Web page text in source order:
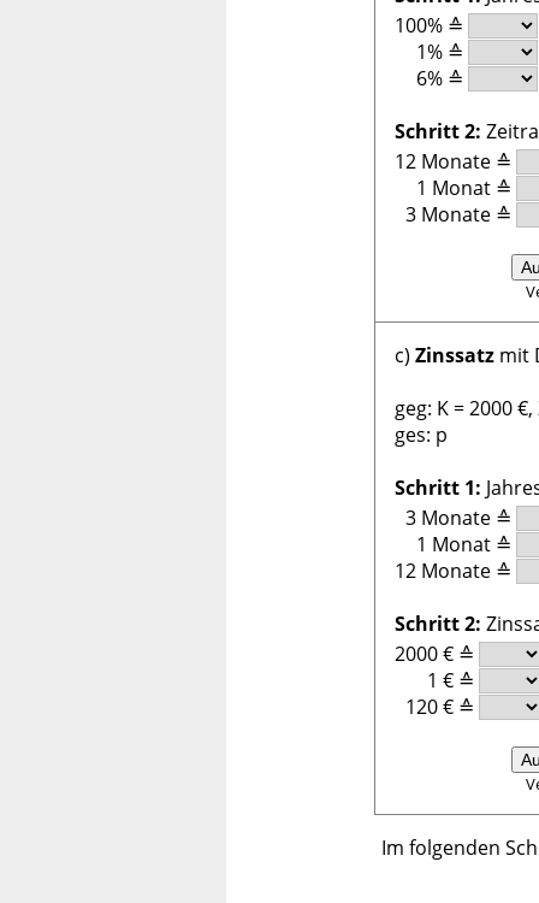
100%≙
1%≙
6%≙
Schritt 2:
12 Monate≙
1 Monat≙
3 Monate≙
c) Zinssatzmit
geg: K = 2000
ges: p
Schritt 1:
3 Monate≙
1 Monat≙
12 Monate≙
Schritt 2:
2000 €≙
1 €≙
120 €≙
Im folgenden